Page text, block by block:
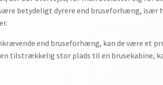
betydeligt dyrere end bruseforhæng, især
end bruseforhæng, kan de være et
tilstrækkelig stor plads til en brusekabine,